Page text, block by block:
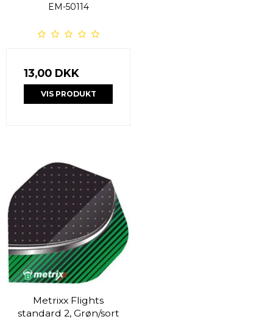
EM-50114
13,00 DKK
VIS PRODUKT
Metrixx Flights
standard 2, Grøn/sort